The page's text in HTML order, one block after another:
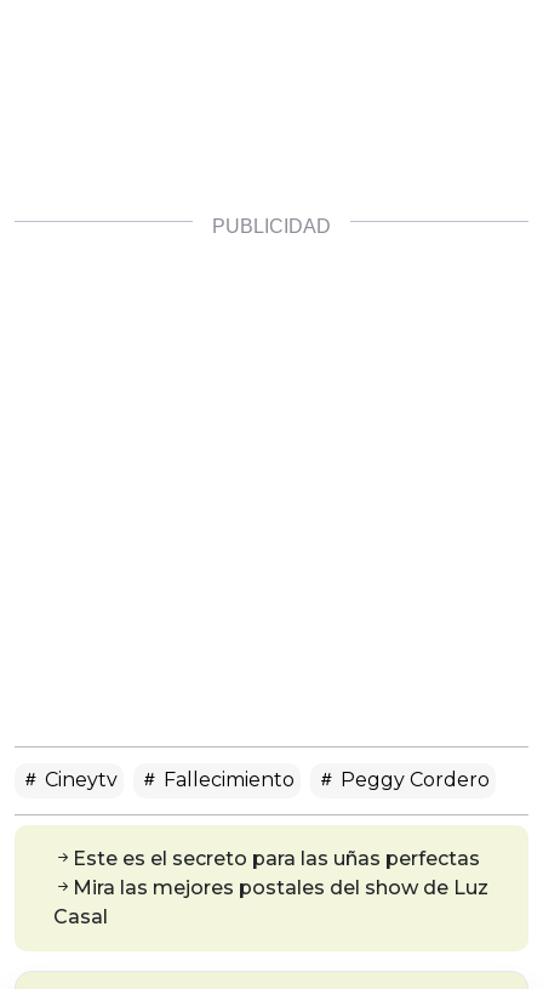
Cineytv Fallecimiento Peggy Cordero
Este es el secreto para las uñas perfectas
Mira las mejores postales del show de Luz
Casal